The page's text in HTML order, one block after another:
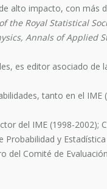
alto impacto, con más
Royal Statistical
Annals of
es editor asociado
tanto en el
del IME (1998-
y
Comité de